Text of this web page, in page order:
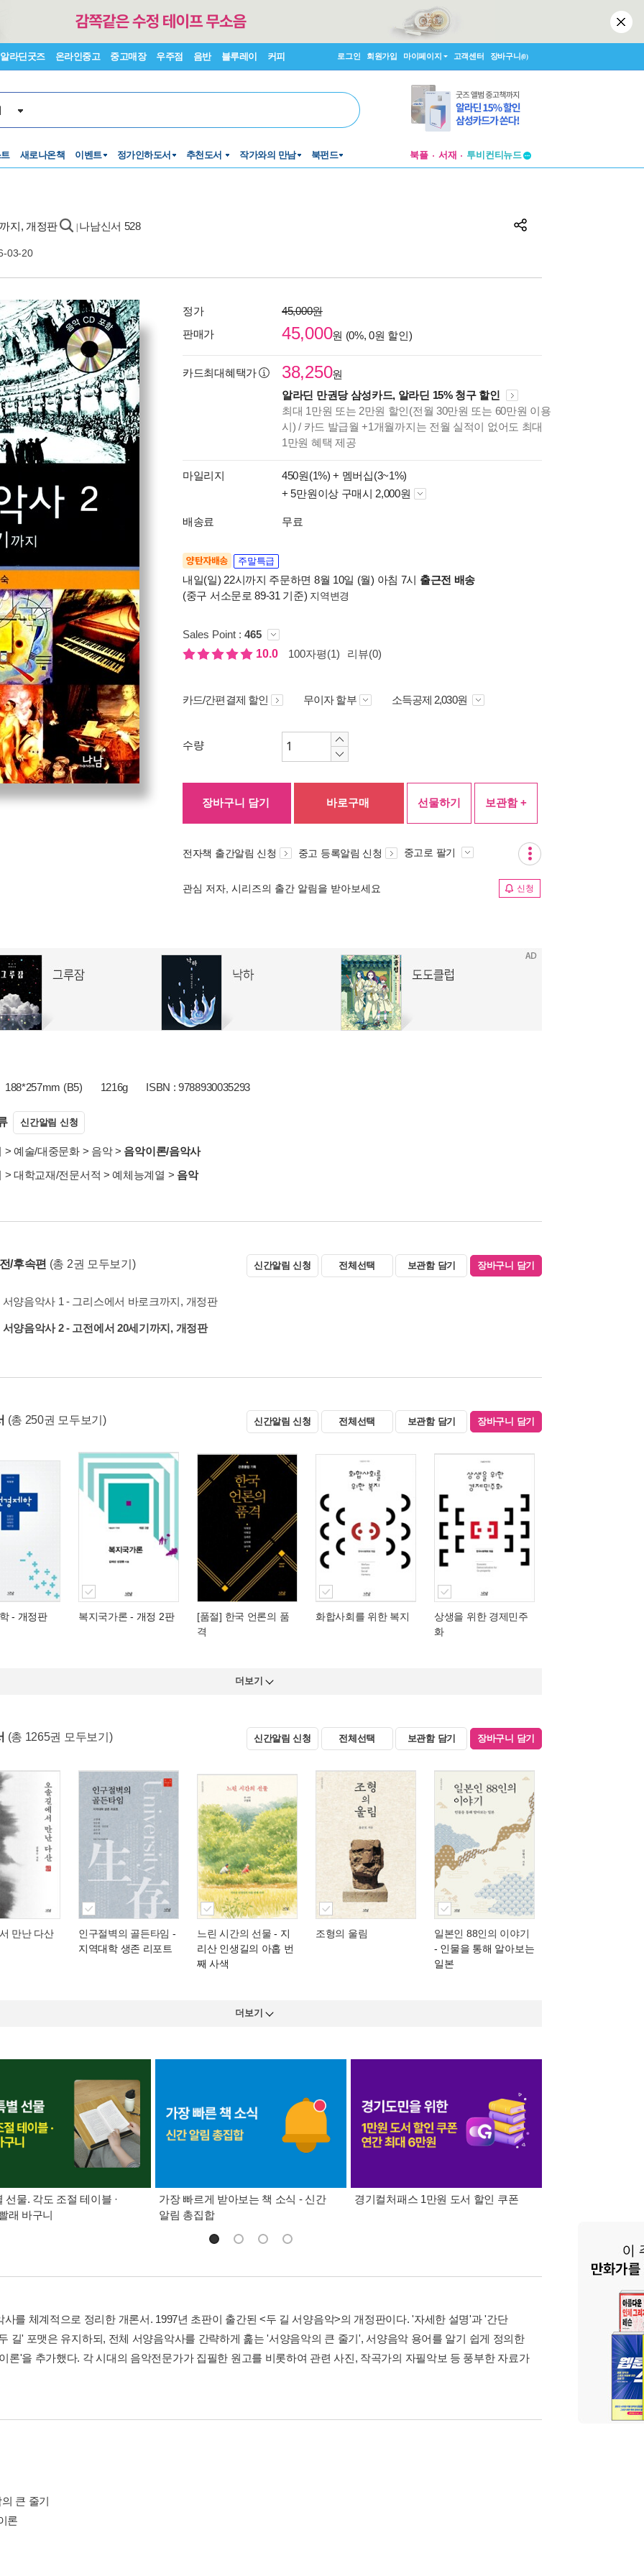
알라딘굿즈 온라인중고 중고매장 우주점 음반 블루레이 커피 로그인 회원가입 마이페이지 고객센터 장바구니(0)
새로나온책 이벤트 정가인하도서 추천도서 작가와의 만남 북펀드 북플 서재
창작플랫폼
지, 개정판 나남신서 528
03-20
정가
45,000원
판매가
45,000원 (0%, 0원 할인)
카드최대혜택가 38,250원
알라딘 만권당 삼성카드, 알라딘 15% 청구 할인
최대 1만원 또는 2만원 할인(전월 30만원 또는 60만원 이용
시) / 카드 발급월 +1개월까지는 전월 실적이 없어도 최대
1만원 혜택 제공
마일리지 450원(1%) + 멤버십(3~1%)
+ 5만원이상 구매시 2,000원
배송료 무료
양탄자배송 주말특급
내일(일) 22시까지 주문하면 8월 10일 (월) 아침 7시 출근전 배송
(중구 서소문로 89-31 기준) 지역변경
Sales Point : 465
10.0
100자평(1) 리뷰(0)
카드/간편결제 할인 무이자 할부 소득공제 2,030원
수량
장바구니 담기 바로구매 선물하기 보관함 +
전자책 출간알림 신청 중고 등록알림 신청 중고로 팔기
관심 저자, 시리즈의 출간 알림을 받아보세요 신청
188*257mm (B5) 1216g ISBN : 9788930035293
신간알림 신청
> 예술/대중문화> 음악> 음악이론/음악사
> 대학교재/전문서적 > 예체능계열 > 음악
/후속편 (총 2권 모두보기) 신간알림 신청 전체선택 보관함 담기 장바구니 담기
양음악사 1 - 그리스에서 바로크까지, 개정판
양음악사 2 - 고전에서 20세기까지, 개정판
(총 250권 모두보기) 신간알림 신청 전체선택 보관함 담기 장바구니 담기
- 개정판 복지국가론 - 개정 2판
[품절] 한국 언론의 품
격
화합사회를 위한 복지
상생을 위한 경제민주
화
더보기
(총 1265권 모두보기) 신간알림 신청 전체선택 보관함 담기 장바구니 담기
만난 다산 인구절벽의 골든타임 -
지역대학 생존 리포트
느린 시간의 선물 - 지
리산 인생길의 아홉 번
째 사색
조형의 울림
일본인 88인의 이야기
- 인물을 통해 알아보는
일본
더보기
선물. 각도 조절 테이블 ·
래 바구니
가장 빠르게 받아보는 책 소식 - 신간
알림 총집합
경기컬처패스 1만원 도서 할인 쿠폰
사를 체계적으로 정리한 개론서. 1997년 초판이 출간된 <두 길 서양음악>의 개정판이다. '자세한 설명'과 '간단
길' 포맷은 유지하되, 전체 서양음악사를 간략하게 훑는 '서양음악의 큰 줄기', 서양음악 용어를 알기 쉽게 정의한
론'을 추가했다. 각 시대의 음악전문가가 집필한 원고를 비롯하여 관련 사진, 작곡가의 자필악보 등 풍부한 자료가
큰 줄기
론